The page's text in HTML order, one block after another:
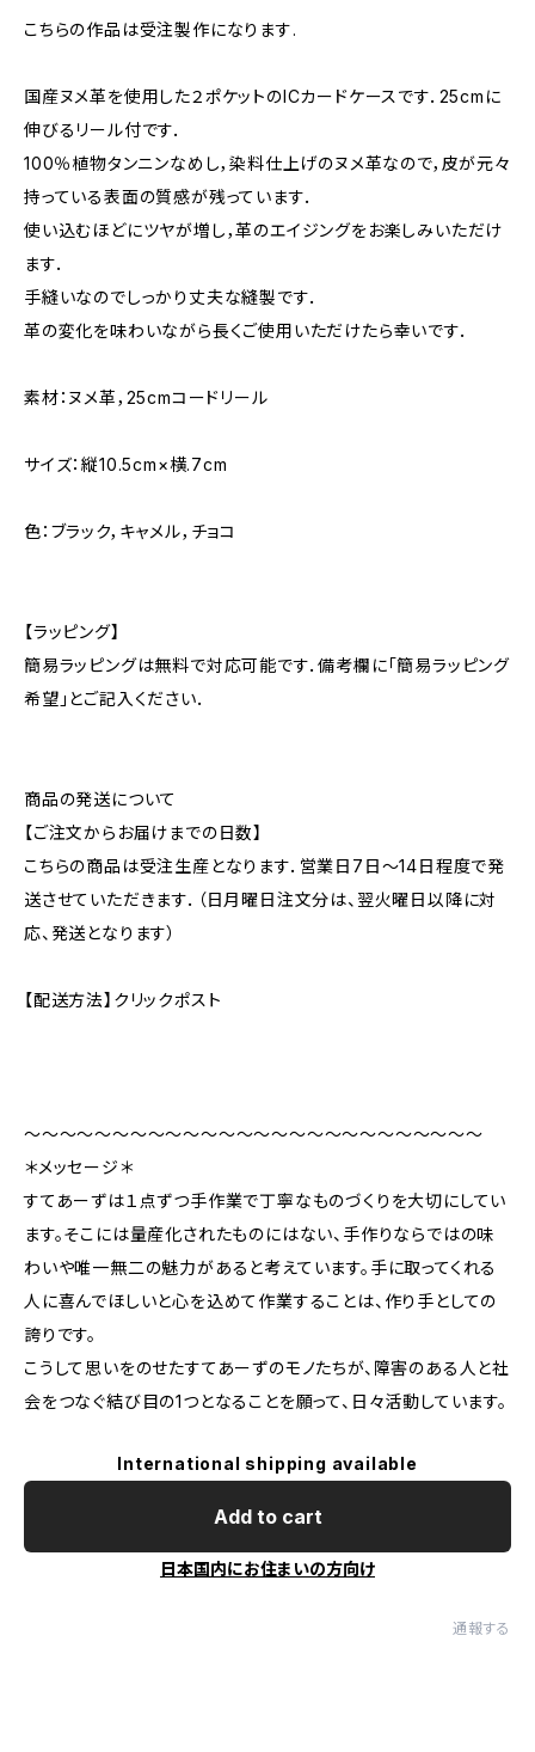
こちらの作品は受注製作になります.
国産ヌメ革を使用した２ポケットのICカードケースです．25cmに
伸びるリール付です．
100％植物タンニンなめし，染料仕上げのヌメ革なので，皮が元々
持っている表面の質感が残っています．
使い込むほどにツヤが増し，革のエイジングをお楽しみいただけ
ます．
手縫いなのでしっかり丈夫な縫製です．
革の変化を味わいながら長くご使用いただけたら幸いです．
素材：ヌメ革，25cmコードリール
サイズ：縦10.5cm×横.7cm
色：ブラック，キャメル，チョコ
【ラッピング】
簡易ラッピングは無料で対応可能です．備考欄に「簡易ラッピング
希望」とご記入ください．
商品の発送について
【ご注文からお届けまでの日数】
こちらの商品は受注生産となります．営業日7日～14日程度で発
送させていただきます．（日月曜日注文分は、翌火曜日以降に対
応、発送となります）
【配送方法】クリックポスト
〜〜〜〜〜〜〜〜〜〜〜〜〜〜〜〜〜〜〜〜〜〜〜〜〜〜
＊メッセージ＊
すてあーずは１点ずつ手作業で丁寧なものづくりを大切にしてい
ます。そこには量産化されたものにはない、手作りならではの味
わいや唯一無二の魅力があると考えています。手に取ってくれる
人に喜んでほしいと心を込めて作業することは、作り手としての
誇りです。
こうして思いをのせたすてあーずのモノたちが、障害のある人と社
会をつなぐ結び目の1つとなることを願って、日々活動しています。
International shipping available
Add to cart
日本国内にお住まいの方向け
通報する